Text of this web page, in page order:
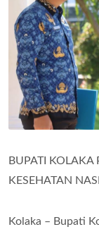
BUPATI KOLAKA
KESEHATAN
Kolaka – Bupati